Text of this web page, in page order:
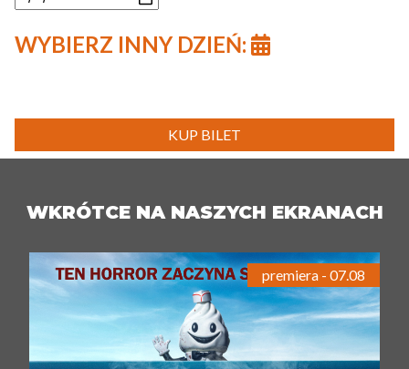
WYBIERZ INNY DZIEŃ:
KUP BILET
WKRÓTCE NA NASZYCH EKRANACH
premiera - 07.08